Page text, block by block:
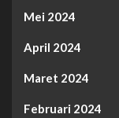
Mei 2024
April 2024
Maret 2024
Februari 2024